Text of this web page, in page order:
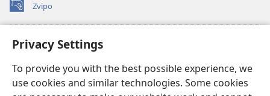
Privacy Settings
To provide you with the best possible experience, we
use cookies and similar technologies. Some cookies
Zvipo
(opens
new
RAIBHURARI YEPAINDANETI yeWatchtower
(opens
window)JW Hub
(opens
new
JW Library